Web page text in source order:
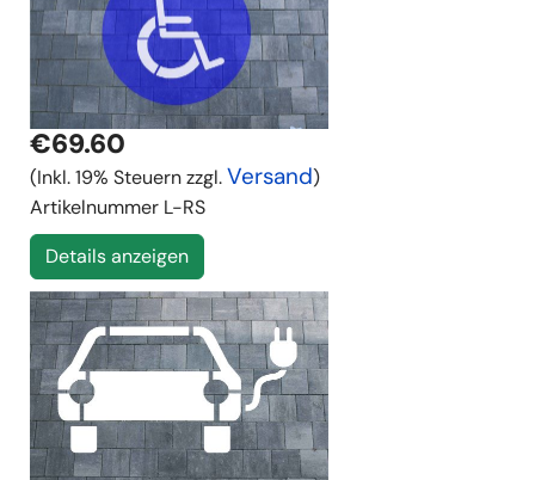
€69.60
(Inkl. 19% Steuern zzgl.Versand)
Artikelnummer L-RS
Details anzeigen